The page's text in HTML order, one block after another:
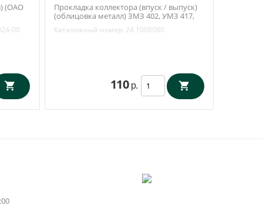
(ОАО
00
Прокладка коллектора (впуск / выпуск)
(облицовка металл) ЗМЗ 402, УМЗ 417,
421 (Антаресс / Ульяновск) 24.1008080
Каталожный номер: 24.1008080
110 р.